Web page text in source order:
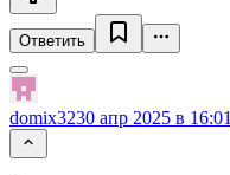
Ответить
domix3230 апр 2025 в 16:01